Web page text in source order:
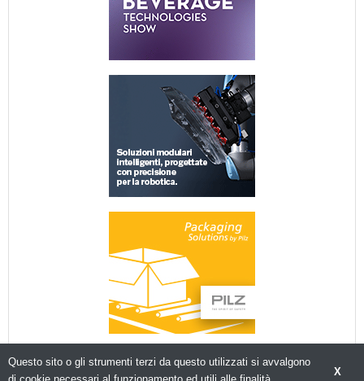
X
Questo sito o gli strumenti terzi da questo utilizzati si avvalgono